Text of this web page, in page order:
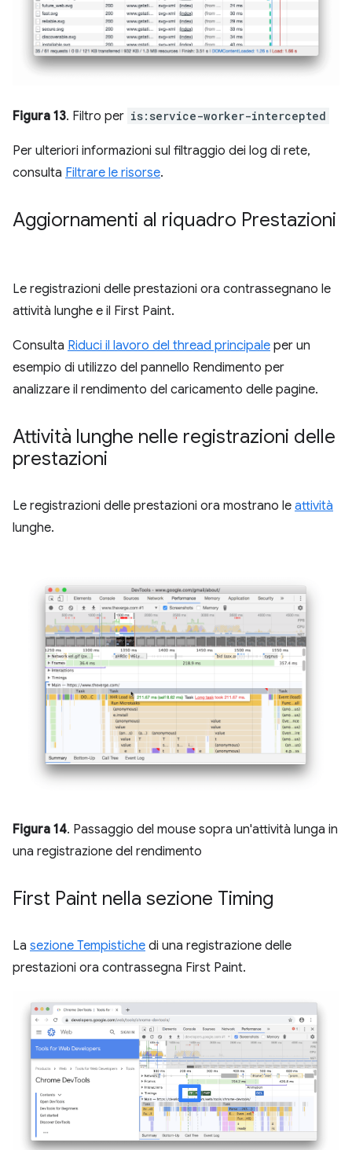
Figura 13. Filtro per is:service-worker-intercepted
Per ulteriori informazioni sul filtraggio dei log di rete,
consulta Filtrare le risorse.
Aggiornamenti al riquadro Prestazioni
Le registrazioni delle prestazioni ora contrassegnano le
attività lunghe e il First Paint.
Consulta Riduci il lavoro del thread principale per un
esempio di utilizzo del pannello Rendimento per
analizzare il rendimento del caricamento delle pagine.
Attività lunghe nelle registrazioni delle
prestazioni
Le registrazioni delle prestazioni ora mostrano le attività
lunghe.
Figura 14. Passaggio del mouse sopra un'attività lunga in
una registrazione del rendimento
First Paint nella sezione Timing
La sezione Tempistiche di una registrazione delle
prestazioni ora contrassegna First Paint.